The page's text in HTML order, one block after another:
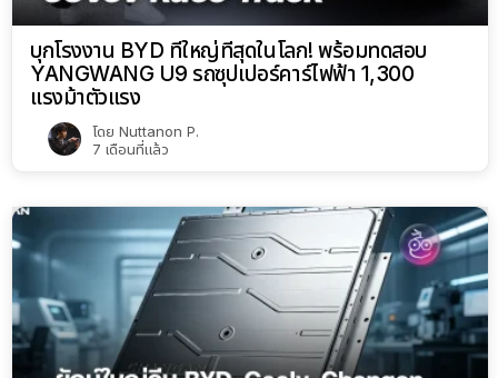
บุกโรงงาน BYD ที่ใหญ่ที่สุดในโลก! พร้อมทดสอบ
YANGWANG U9 รถซุปเปอร์คาร์ไฟฟ้า 1,300
แรงม้าตัวแรง
โดย Nuttanon P.
7 เดือนที่แล้ว